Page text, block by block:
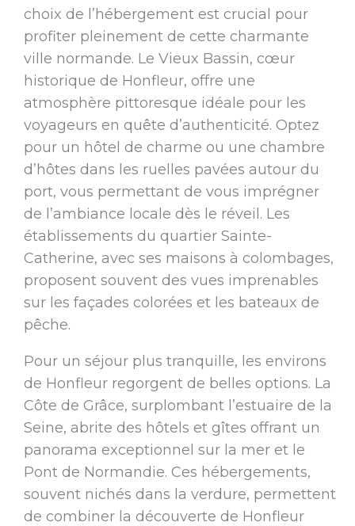
choix de l’hébergement est crucial pour
profiter pleinement de cette charmante
ville normande. Le Vieux Bassin, cœur
historique de Honfleur, offre une
atmosphère pittoresque idéale pour les
voyageurs en quête d’authenticité. Optez
pour un hôtel de charme ou une chambre
d’hôtes dans les ruelles pavées autour du
port, vous permettant de vous imprégner
de l’ambiance locale dès le réveil. Les
établissements du quartier Sainte-
Catherine, avec ses maisons à colombages,
proposent souvent des vues imprenables
sur les façades colorées et les bateaux de
pêche.
Pour un séjour plus tranquille, les environs
de Honfleur regorgent de belles options. La
Côte de Grâce, surplombant l’estuaire de la
Seine, abrite des hôtels et gîtes offrant un
panorama exceptionnel sur la mer et le
Pont de Normandie. Ces hébergements,
souvent nichés dans la verdure, permettent
de combiner la découverte de Honfleur